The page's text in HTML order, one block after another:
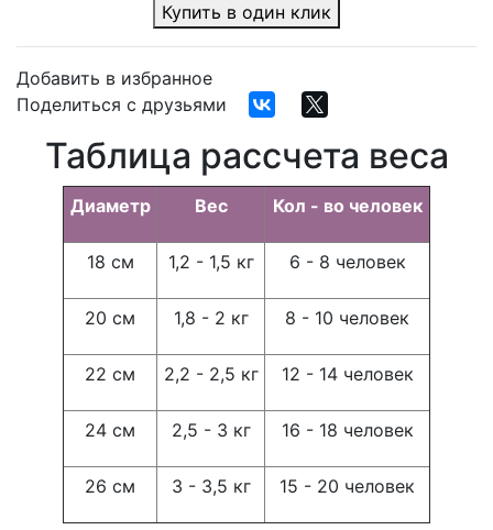
Купить в один клик
Добавить в избранное
Поделиться с друзьями
Таблица рассчета веса
Диаметр Вес Кол - во человек
18 см 1,2 - 1,5 кг 6 - 8 человек
20 см 1,8 - 2 кг 8 - 10 человек
22 см 2,2 - 2,5 кг 12 - 14 человек
24 см 2,5 - 3 кг 16 - 18 человек
26 см 3 - 3,5 кг 15 - 20 человек